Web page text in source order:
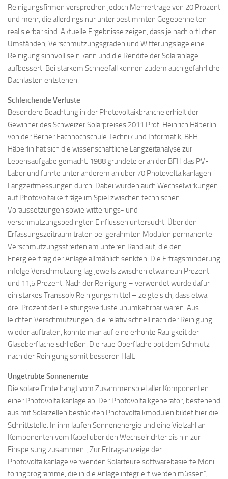
Reinigungsfirmen versprechen jedoch Mehrerträge von 20 Prozent
und mehr, die allerdings nur unter bestimmten Gegebenheiten
realisierbar sind. Aktuelle Ergebnisse zeigen, dass je nach örtlichen
Umständen, Verschmutzungsgraden und Witterungslage eine
Reinigung sinnvoll sein kann und die Rendite der Solaranlage
aufbessert. Bei starkem Schneefall können zudem auch gefährliche
Dachlasten entstehen.
Schleichende Verluste
Besondere Beachtung in der Photovoltaikbranche erhielt der
Gewinner des Schweizer Solarpreises 2011 Prof. Heinrich Häberlin
von der Berner Fachhochschule Technik und Informatik, BFH.
Häberlin hat sich die wissenschaftliche Langzeitanalyse zur
Lebensaufgabe gemacht. 1988 gründete er an der BFH das PV-
Labor und führte unter anderem an über 70 Photovoltaikanlagen
Langzeitmessungen durch. Dabei wurden auch Wechselwirkungen
auf Photovoltaikerträge im Spiel zwischen technischen
Voraussetzungen sowie witterungs- und
verschmutzungsbedingten Einflüssen untersucht. Über den
Erfassungszeitraum traten bei gerahmten Modulen permanente
Verschmutzungsstreifen am unteren Rand auf, die den
Energieertrag der Anlage allmählich senkten. Die Ertragsminderung
infolge Verschmutzung lag jeweils zwischen etwa neun Prozent
und 11,5 Prozent. Nach der Reinigung – verwendet wurde dafür
ein starkes Transsolv Reinigungsmittel – zeigte sich, dass etwa
drei Prozent der Leistungsverluste unumkehrbar waren. Aus
leichten Verschmutzungen, die relativ schnell nach der Reinigung
wieder auftraten, konnte man auf eine erhöhte Rauigkeit der
Glasoberfläche schließen. Die raue Oberfläche bot dem Schmutz
nach der Reinigung somit besseren Halt.
Ungetrübte Sonnenernte
Die solare Ernte hängt vom Zusammenspiel aller Komponenten
einer Photovoltaikanlage ab. Der Photovoltaikgenerator, bestehend
aus mit Solarzellen bestückten Photovoltaikmodulen bildet hier die
Schnittstelle. In ihm laufen Sonnenenergie und eine Vielzahl an
Komponenten vom Kabel über den Wechselrichter bis hin zur
Einspeisung zusammen. „Zur Ertragsanzeige der
Photovoltaikanlage verwenden Solarteure softwarebasierte Moni-
toringprogramme, die in die Anlage integriert werden müssen“,